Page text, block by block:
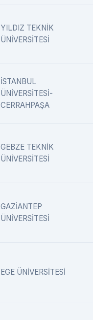
YILDIZ TEKNİK
ÜNİVERSİTESİ
İSTANBUL
ÜNİVERSİTESİ-
CERRAHPAŞA
GEBZE TEKNİK
ÜNİVERSİTESİ
GAZİANTEP
ÜNİVERSİTESİ
EGE ÜNİVERSİTESİ